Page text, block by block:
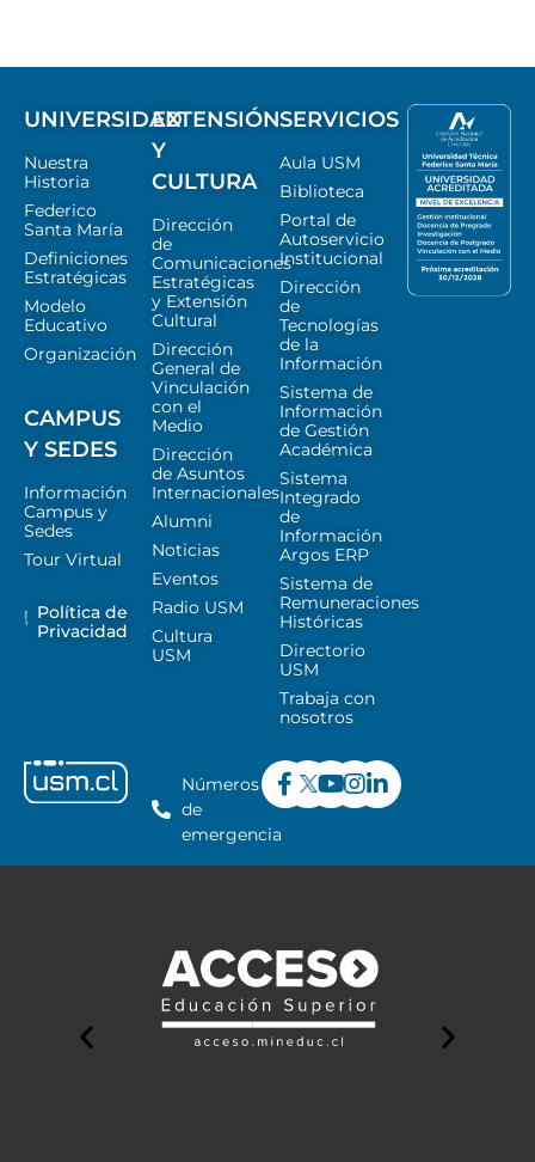
UNIVERSIDAD
Nuestra
Historia
Federico
Santa María
Definiciones
Estratégicas
Modelo
Educativo
Organización
CAMPUS
Y SEDES
Información
Campus y
Sedes
Tour Virtual
Política de
Privacidad
EXTENSIÓN
Y
CULTURA
Dirección
de
Comunicaciones
Estratégicas
y Extensión
Cultural
Dirección
General de
Vinculación
con el
Medio
Dirección
de Asuntos
Internacionales
Alumni
Noticias
Eventos
Radio USM
Cultura
USM
SERVICIOS
Aula USM
Biblioteca
Portal de
Autoservicio
Institucional
Dirección
de
Tecnologías
de la
Información
Sistema de
Información
de Gestión
Académica
Sistema
Integrado
de
Información
Argos ERP
Sistema de
Remuneraciones
Históricas
Directorio
USM
Trabaja con
nosotros
Números
de
emergencia